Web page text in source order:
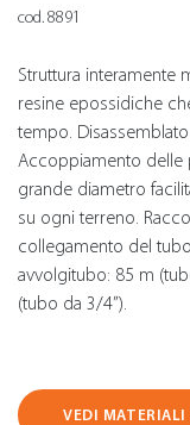
cod. 8891
Struttura interamente
resine epossidiche
tempo.
Accoppiamento delle
grande diametro
su ogni terreno.
collegamento del
avvolgitubo: 85 m
(tubo da 3/4”).
VEDI MATERIALI